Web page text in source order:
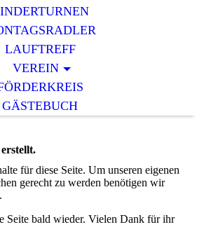
LAUFTREFF
VEREIN
GÄSTEBUCH
für diese Seite. Um unseren eigenen
gerecht zu werden benötigen wir
Seite bald wieder. Vielen Dank für ihr